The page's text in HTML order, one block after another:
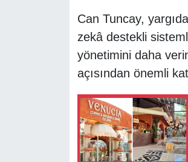
Can Tuncay,
zekâ destekli
yönetimini daha
açısından önemli